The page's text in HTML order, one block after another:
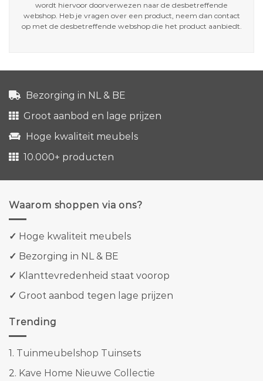
wordt hiervoor doorverwezen naar de desbetreffende
webshop. Heb je vragen over een product, neem dan contact
op met de desbetreffende webshop die het product aanbiedt.
Bezorging in NL & BE
Groot aanbod en lage prijzen
Hoge kwaliteit meubels
10.000+ producten
Waarom shoppen via ons?
✓ Hoge kwaliteit meubels
✓ Bezorging in NL & BE
✓ Klanttevredenheid staat voorop
✓ Groot aanbod tegen lage prijzen
Trending
1. Tuinmeubelshop Tuinsets
2. Kave Home Nieuwe Collectie